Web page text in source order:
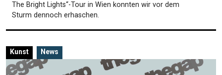
The Bright Lights“-Tour in Wien konnten wir vor dem
Sturm dennoch erhaschen.
Kunst News